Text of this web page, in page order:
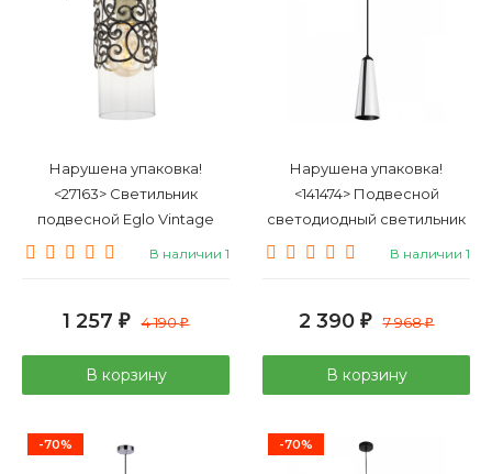
Нарушена упаковка!
<27163> Светильник
подвесной Eglo Vintage
49201
В наличии 1
1 257 ₽ 4 190₽
В корзину
Нарушена упаковка!
<141474> Подвесной
светодиодный светильник
Novotech Zeus 357865
В наличии 1
2 390 ₽ 7 968₽
В корзину
-70% -70%